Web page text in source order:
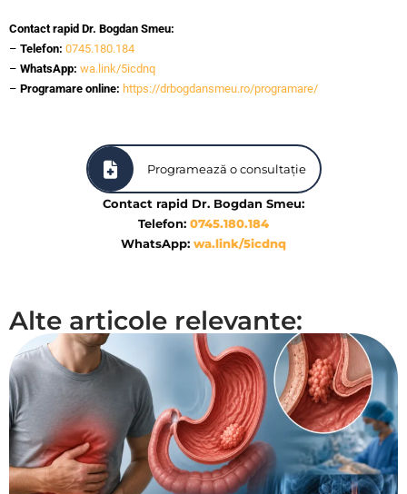
Contact rapid Dr. Bogdan Smeu:
– Telefon: 0745.180.184
– WhatsApp: wa.link/5icdnq
– Programare online: https://drbogdansmeu.ro/programare/
Programează o consultație
Contact rapid Dr. Bogdan Smeu:
Telefon: 0745.180.184
WhatsApp: wa.link/5icdnq
Alte articole relevante: